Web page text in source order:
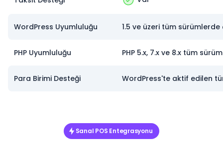
WordPress Uyumluluğu 1.5 ve üzeri tüm sürümlerde
PHP Uyumluluğu PHP 5.x, 7.x ve 8.x tüm
Para Birimi Desteği WordPress'te aktif edilen
Sanal POS Entegrasyonu